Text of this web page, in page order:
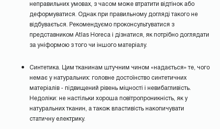
неправильних умовах, з часом може втратити відтінок або
деформуватися. Однак при правильному догляді такого не
відбувається. Рекомендуємо проконсультуватися з
представником Atlas Horeca і дізнатися, як потрібно доглядати
за уніформою з того чи іншого матеріалу.
Синтетика. Цим тканинам штучним чином «надається» те, чого
немає у натуральних: головне достоїнство синтетичних
матеріалів - підвищений рівень міцності і невибагливість.
Недоліки: не настільки хороша повітропроникність, як у
натуральних тканин, а також властивість накопичувати
статичну електрику.